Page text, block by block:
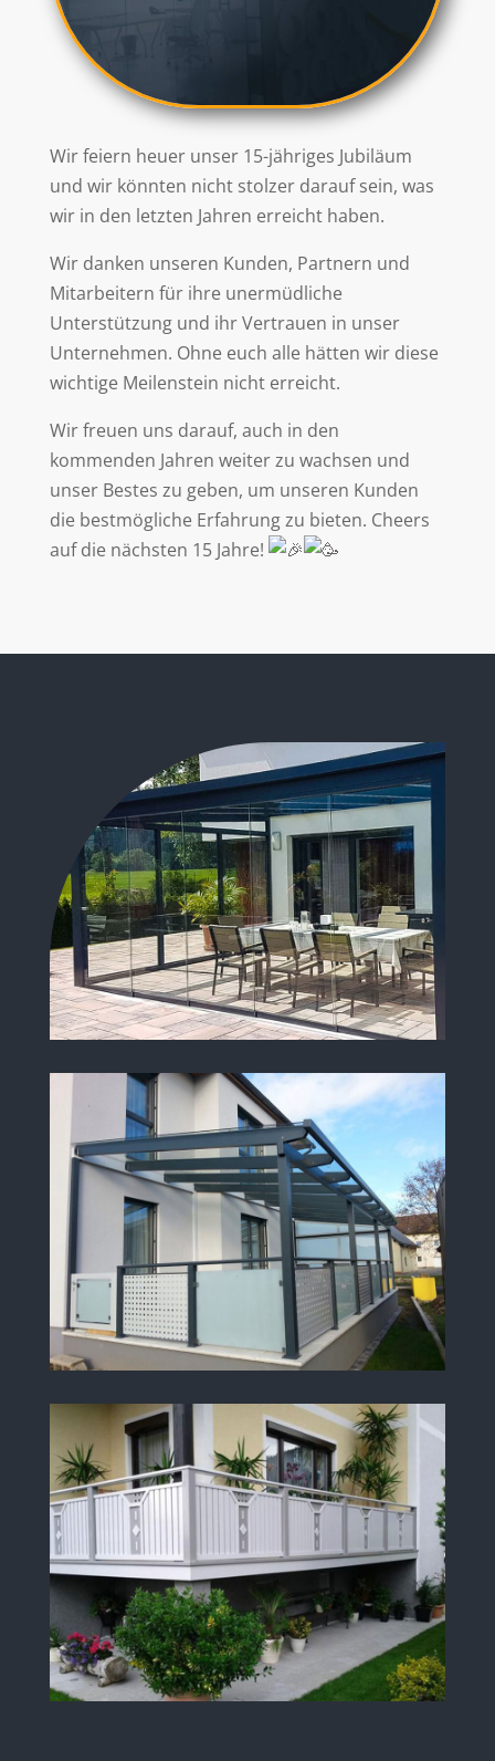
Wir feiern heuer unser 15-jähriges Jubiläum
und wir könnten nicht stolzer darauf sein, was
wir in den letzten Jahren erreicht haben.
Wir danken unseren Kunden, Partnern und
Mitarbeitern für ihre unermüdliche
Unterstützung und ihr Vertrauen in unser
Unternehmen. Ohne euch alle hätten wir diese
wichtige Meilenstein nicht erreicht.
Wir freuen uns darauf, auch in den
kommenden Jahren weiter zu wachsen und
unser Bestes zu geben, um unseren Kunden
die bestmögliche Erfahrung zu bieten. Cheers
auf die nächsten 15 Jahre!